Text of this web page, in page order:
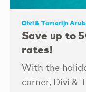
Divi & Tamarijn
Save up to
rates!
With the
corner, Divi &